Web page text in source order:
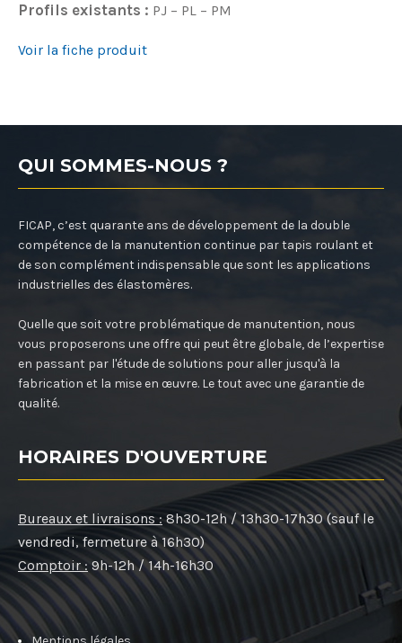
Profils existants : PJ – PL – PM
Voir la fiche produit
QUI SOMMES-NOUS ?
FICAP, c’est quarante ans de développement de la double
compétence de la manutention continue par tapis roulant et
de son complément indispensable que sont les applications
industrielles des élastomères.
Quelle que soit votre problématique de manutention, nous
vous proposerons une offre qui peut être globale, de l’expertise
en passant par l'étude de solutions pour aller jusqu'à la
fabrication et la mise en œuvre. Le tout avec une garantie de
qualité.
HORAIRES D'OUVERTURE
Bureaux et livraisons : 8h30-12h / 13h30-17h30 (sauf le
vendredi, fermeture à 16h30)
Comptoir : 9h-12h / 14h-16h30